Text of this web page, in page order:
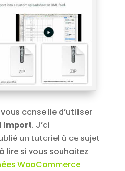
conseille d’utiliser
Import. J’ai
un tutoriel à ce sujet
lire si vous souhaitez
WooCommerce